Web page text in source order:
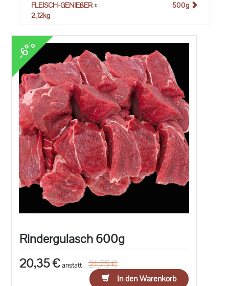
FLEISCH-GENIEßER ±
2,12kg
500g
-6%
Rindergulasch 600g
20,35 €anstatt 21,75 €
In den Warenkorb